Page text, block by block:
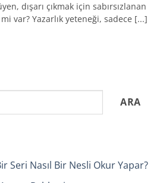
dışarı çıkmak için sabırsızlanan
var? Yazarlık yeteneği, sadece [...]
ARA
Seri Nasıl Bir Nesli Okur Yapar?